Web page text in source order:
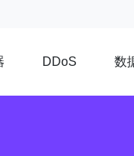
DDoS 数